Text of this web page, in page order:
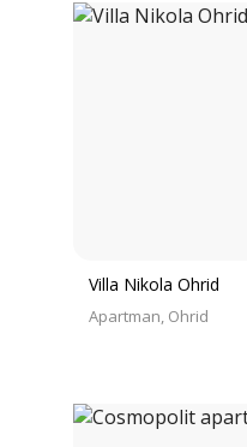
Villa Nikola Ohrid
Apartman Ohrid